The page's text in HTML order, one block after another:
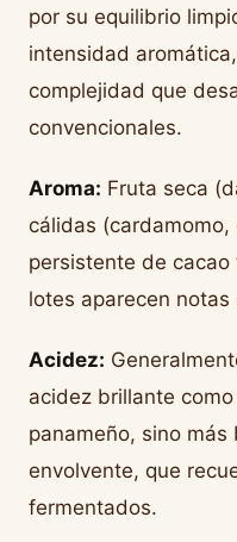
por su equilibrio
intensidad
complejidad que
convencionales.
Aroma: Fruta seca
cálidas
persistente de
lotes aparecen
Acidez:
acidez brillante
panameño, sino
envolvente, que
fermentados.